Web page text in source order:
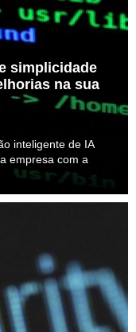
simplicidade
na sua
inteligente de IA
empresa com a